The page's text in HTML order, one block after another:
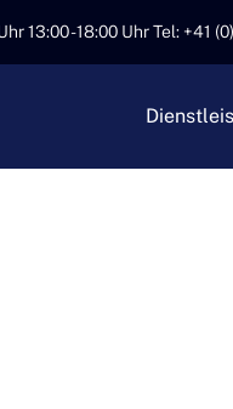
13:00 - 18:00 Uhr Tel: +41